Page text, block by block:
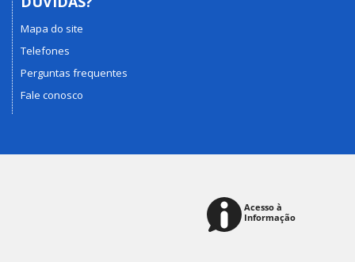
Mapa do site
Telefones
Perguntas frequentes
Fale conosco